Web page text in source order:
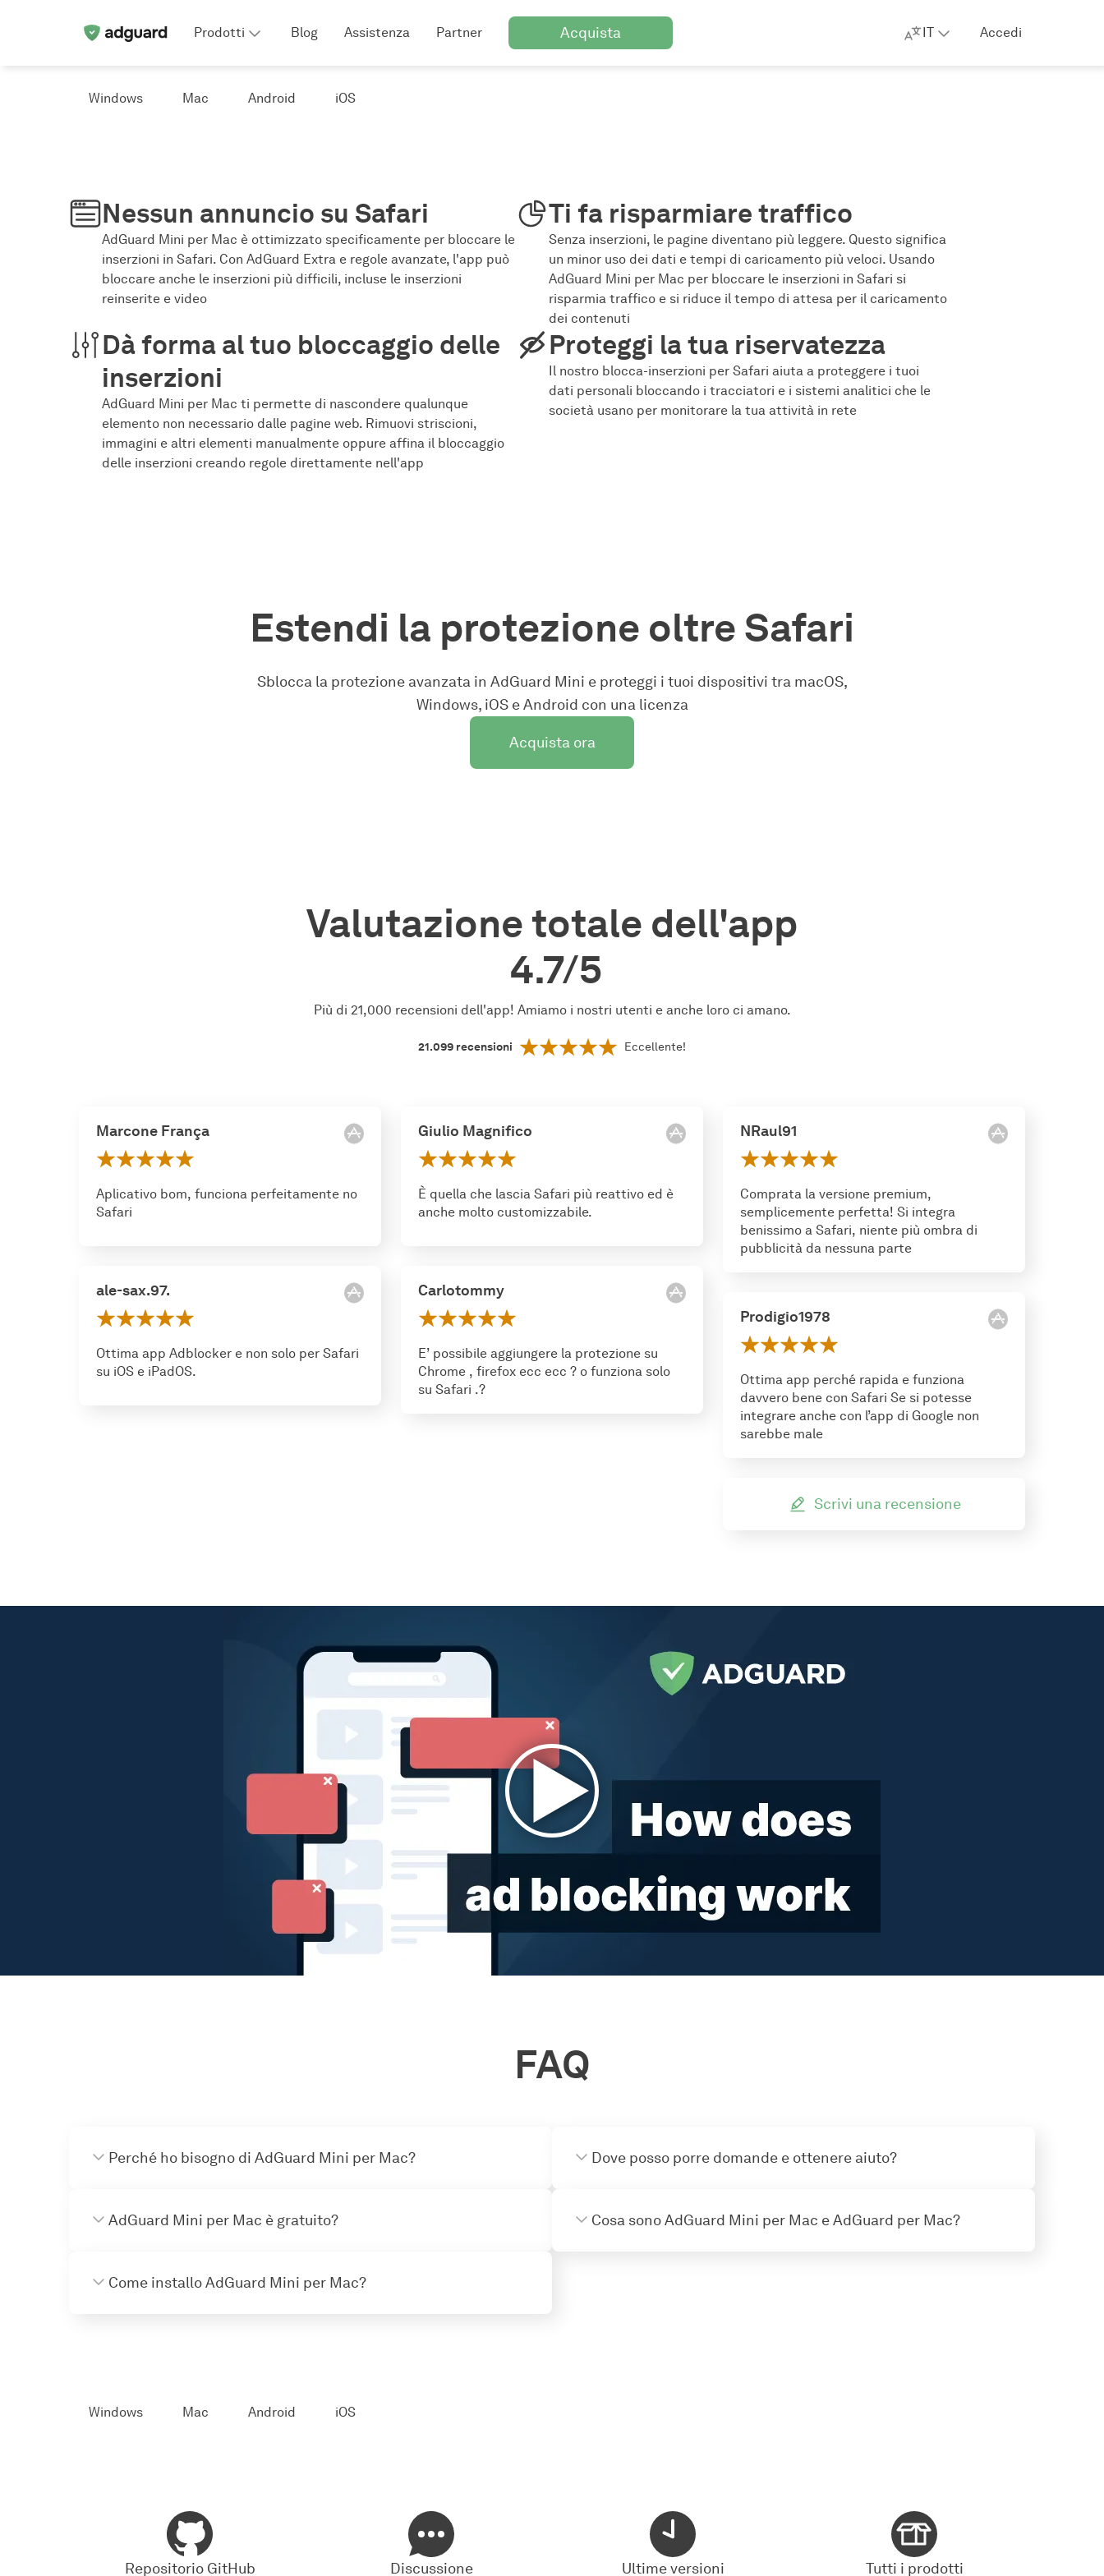
Prodotti Blog Assistenza Partner Acquista IT Accedi
Windows Mac Android iOS
Nessun annuncio su Safari
AdGuard Mini per Mac è ottimizzato specificamente per bloccare le
inserzioni in Safari. Con AdGuard Extra e regole avanzate, l'app può
bloccare anche le inserzioni più difficili, incluse le inserzioni
reinserite e video
Ti fa risparmiare traffico
Senza inserzioni, le pagine diventano più leggere. Questo significa
un minor uso dei dati e tempi di caricamento più veloci. Usando
AdGuard Mini per Mac per bloccare le inserzioni in Safari si
risparmia traffico e si riduce il tempo di attesa per il caricamento
dei contenuti
Dà forma al tuo bloccaggio delle
inserzioni
AdGuard Mini per Mac ti permette di nascondere qualunque
elemento non necessario dalle pagine web. Rimuovi striscioni,
immagini e altri elementi manualmente oppure affina il bloccaggio
delle inserzioni creando regole direttamente nell'app
Proteggi la tua riservatezza
Il nostro blocca-inserzioni per Safari aiuta a proteggere i tuoi
dati personali bloccando i tracciatori e i sistemi analitici che le
società usano per monitorare la tua attività in rete
Estendi la protezione oltre Safari
Sblocca la protezione avanzata in AdGuard Mini e proteggi i tuoi dispositivi tra macOS,
Windows, iOS e Android con una licenza
Acquista ora
Valutazione totale dell'app
4.7/5
Più di 21,000 recensioni dell'app! Amiamo i nostri utenti e anche loro ci amano.
21.099 recensioni Eccellente!
Marcone França
Aplicativo bom, funciona perfeitamente no
Safari
ale-sax.97.
Ottima app Adblocker e non solo per Safari
su iOS e iPadOS.
Giulio Magnifico
È quella che lascia Safari più reattivo ed è
anche molto customizzabile.
Carlotommy
E’ possibile aggiungere la protezione su
Chrome , firefox ecc ecc ? o funziona solo
su Safari .?
NRaul91
Comprata la versione premium,
semplicemente perfetta! Si integra
benissimo a Safari, niente più ombra di
pubblicità da nessuna parte
Prodigio1978
Ottima app perché rapida e funziona
davvero bene con Safari Se si potesse
integrare anche con l’app di Google non
sarebbe male
Scrivi una recensione
FAQ
Perché ho bisogno di AdGuard Mini per Mac?
AdGuard Mini per Mac è gratuito?
Come installo AdGuard Mini per Mac?
Dove posso porre domande e ottenere aiuto?
Cosa sono AdGuard Mini per Mac e AdGuard per Mac?
Windows Mac Android iOS
Repositorio GitHub Discussione Ultime versioni Tutti i prodotti